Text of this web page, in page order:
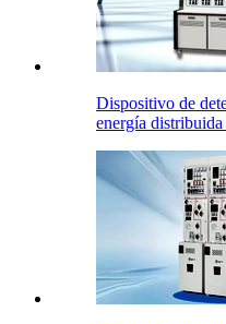
Dispositivo de
energía